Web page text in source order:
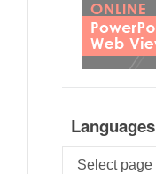
Languages
Languages